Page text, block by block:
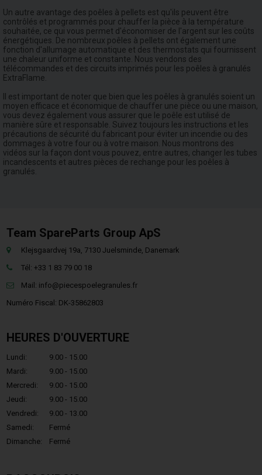
Un autre avantage des poêles à pellets est qu'ils peuvent être
contrôlés et programmés pour chauffer la pièce à la température
souhaitée, ce qui vous permet d'économiser de l'argent sur les coûts
énergétiques. De nombreux poêles à pellets ont également une
fonction d'allumage automatique et des thermostats qui fournissent
une chaleur uniforme et constante. Nous vendons des
télécommandes et des circuits imprimés pour les poêles à granulés
ExtraFlame.
Il est important de noter que bien que les poêles à granulés soient un
moyen efficace et économique de chauffer une pièce ou une maison,
vous devez également vous assurer que le poêle est utilisé de
manière sûre et responsable. Suivez toujours les instructions et les
précautions de sécurité du fabricant pour éviter un incendie ou des
dommages à votre four ou à votre maison. Nous montrons des
vidéos sur la façon dont vous pouvez, entre autres, changer les tubes
incandescents et autres pièces de rechange pour les poêles à
granulés.
Team SpareParts Group ApS
Klejsgaardvej 19a, 7130 Juelsminde, Danemark
Tél: +33 1 83 79 00 18
Mail: info@piecespoelegranules.fr
Numéro Fiscal: DK-35862803
HEURES D'OUVERTURE
Lundi:
9.00 - 15.00
Mardi:
9.00 - 15.00
Mercredi:
9.00 - 15.00
Jeudi:
9.00 - 15.00
Vendredi:
9.00 - 13.00
Samedi:
Fermé
Dimanche:
Fermé